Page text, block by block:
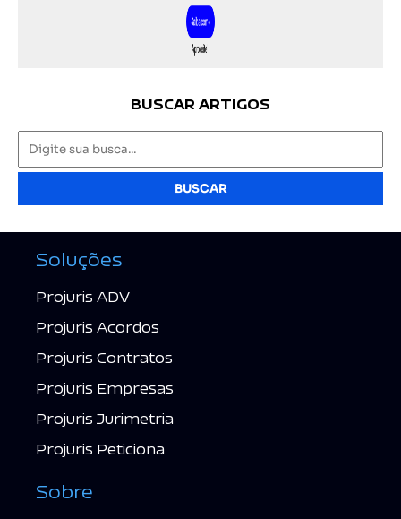
BUSCAR ARTIGOS
BUSCAR
Soluções
Projuris ADV
Projuris Acordos
Projuris Contratos
Projuris Empresas
Projuris Jurimetria
Projuris Peticiona
Sobre